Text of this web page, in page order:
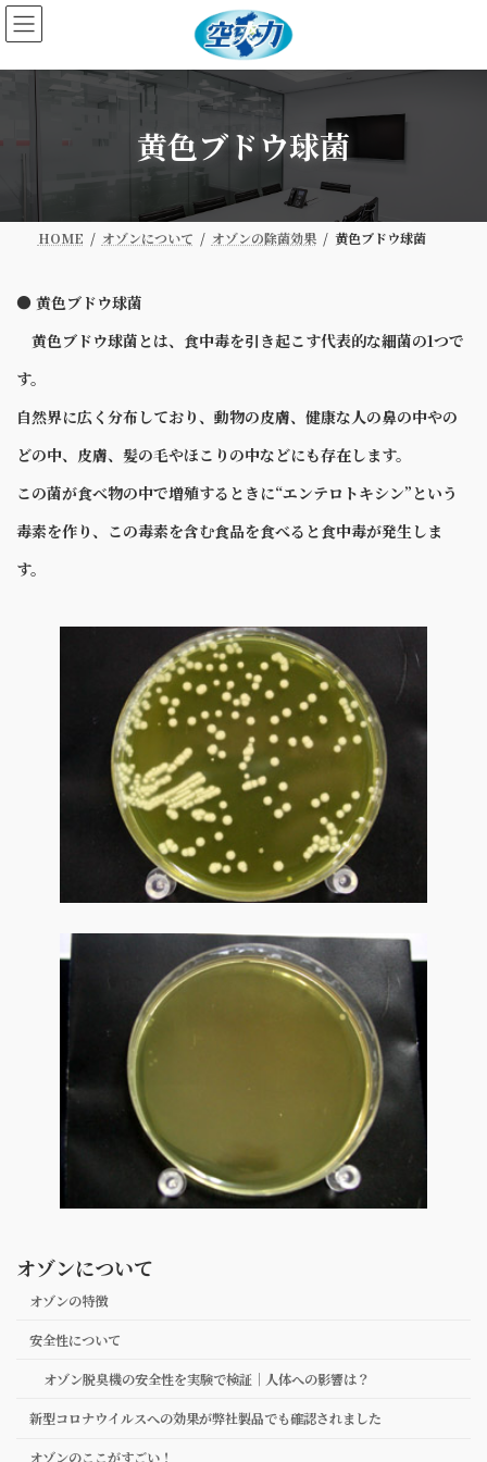
コ
ン
ン
ス
ナ
ビ
ー
ン
黄色ブドウ球菌
HOME オゾンについて オゾンの除菌効果 黄色ブドウ球菌
● 黄色ブドウ球菌
黄色ブドウ球菌とは、食中毒を引き起こす代表的な細菌の1つで
す。
自然界に広く分布しており、動物の皮膚、健康な人の鼻の中やの
どの中、皮膚、髪の毛やほこりの中などにも存在します。
この菌が食べ物の中で増殖するときに“エンテロトキシン”という
毒素を作り、この毒素を含む食品を食べると食中毒が発生しま
す。
オゾンについて
オゾンの特徴
安全性について
オゾン脱臭機の安全性を実験で検証｜人体への影響は？
新型コロナウイルスへの効果が弊社製品でも確認されました
オゾンのここがすごい！